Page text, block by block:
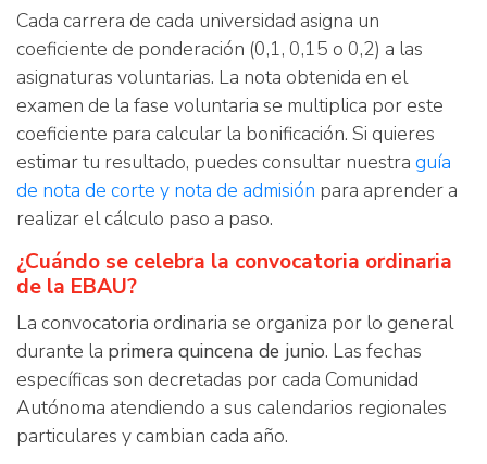
Cada carrera de cada universidad asigna un
coeficiente de ponderación (0,1, 0,15 o 0,2) a las
asignaturas voluntarias. La nota obtenida en el
examen de la fase voluntaria se multiplica por este
coeficiente para calcular la bonificación. Si quieres
estimar tu resultado, puedes consultar nuestra guía
de nota de corte y nota de admisión para aprender a
realizar el cálculo paso a paso.
¿Cuándo se celebra la convocatoria ordinaria
de la EBAU?
La convocatoria ordinaria se organiza por lo general
durante la primera quincena de junio. Las fechas
específicas son decretadas por cada Comunidad
Autónoma atendiendo a sus calendarios regionales
particulares y cambian cada año.